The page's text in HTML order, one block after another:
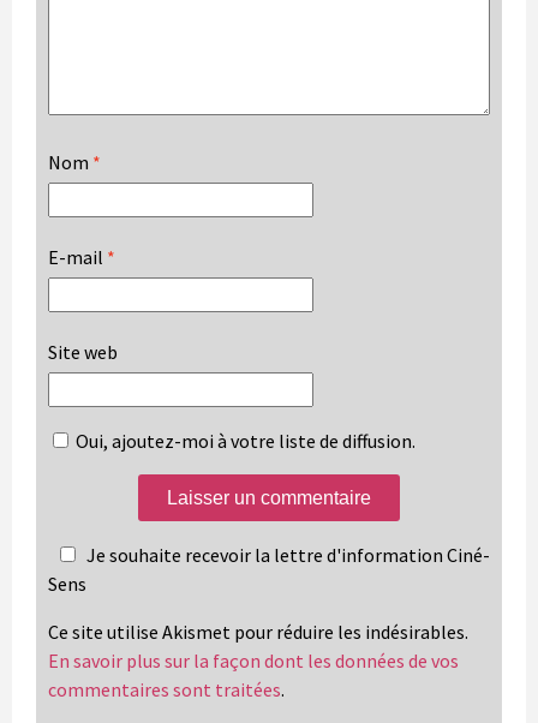
Nom *
E-mail *
Site web
Oui, ajoutez-moi à votre liste de diffusion.
Je souhaite recevoir la lettre d'information Ciné-
Sens
Ce site utilise Akismet pour réduire les indésirables.
En savoir plus sur la façon dont les données de vos
commentaires sont traitées.